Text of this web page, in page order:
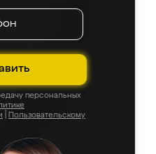
персональных
Пользовательскому